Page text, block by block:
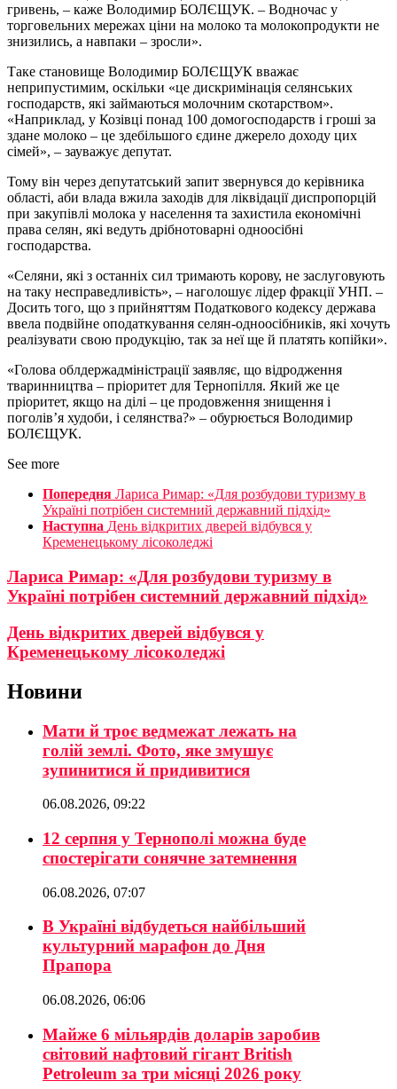
гривень, – каже Володимир БОЛЄЩУК. – Водночас у
торговельних мережах ціни на молоко та молокопродукти не
знизились, а навпаки – зросли».
Таке становище Володимир БОЛЄЩУК вважає
неприпустимим, оскільки «це дискримінація селянських
господарств, які займаються молочним скотарством».
«Наприклад, у Козівці понад 100 домогосподарств і гроші за
здане молоко – це здебільшого єдине джерело доходу цих
сімей», – зауважує депутат.
Тому він через депутатський запит звернувся до керівника
області, аби влада вжила заходів для ліквідації диспропорцій
при закупівлі молока у населення та захистила економічні
права селян, які ведуть дрібнотоварні одноосібні
господарства.
«Селяни, які з останніх сил тримають корову, не заслуговують
на таку несправедливість», – наголошує лідер фракції УНП. –
Досить того, що з прийняттям Податкового кодексу держава
ввела подвійне оподаткування селян-одноосібників, які хочуть
реалізувати свою продукцію, так за неї ще й платять копійки».
«Голова облдержадміністрації заявляє, що відродження
тваринництва – пріоритет для Тернопілля. Який же це
пріоритет, якщо на ділі – це продовження знищення і
поголів’я худоби, і селянства?» – обурюється Володимир
БОЛЄЩУК.
See more
Попередня Лариса Римар: «Для розбудови туризму в
Україні потрібен системний державний підхід»
Наступна День відкритих дверей відбувся у
Кременецькому лісоколеджі
Лариса Римар: «Для розбудови туризму в
Україні потрібен системний державний підхід»
День відкритих дверей відбувся у
Кременецькому лісоколеджі
Новини
Мати й троє ведмежат лежать на
голій землі. Фото, яке змушує
зупинитися й придивитися
06.08.2026, 09:22
12 серпня у Тернополі можна буде
спостерігати сонячне затемнення
06.08.2026, 07:07
В Україні відбудеться найбільший
культурний марафон до Дня
Прапора
06.08.2026, 06:06
Майже 6 мільярдів доларів заробив
світовий нафтовий гігант British
Petroleum за три місяці 2026 року